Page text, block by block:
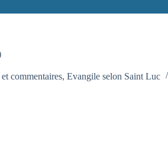
commentaires, Evangile selon Saint Luc